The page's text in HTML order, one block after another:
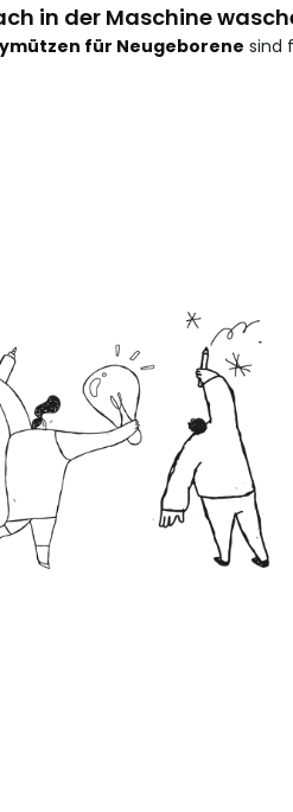
in der Maschine
für Neugeborene sind